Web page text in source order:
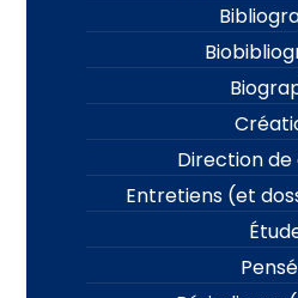
Direction
Entretiens (et